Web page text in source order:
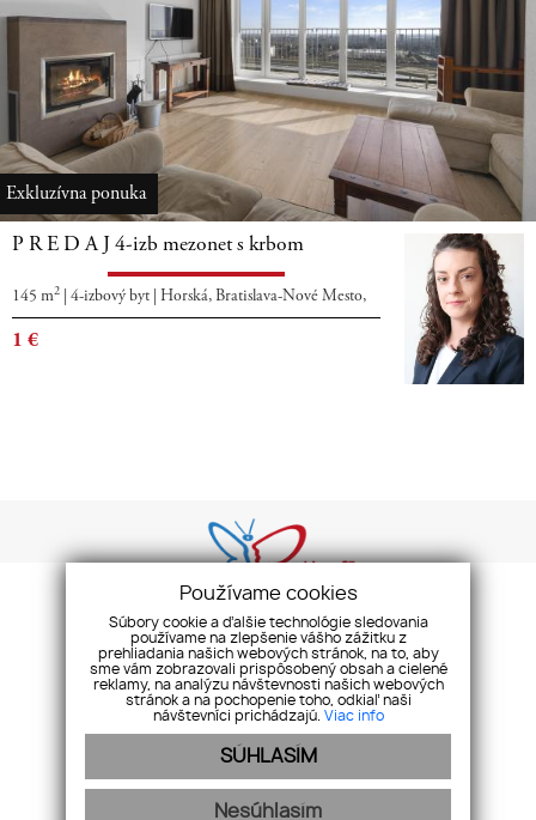
Exkluzívna ponuka
P R E D A J 4-izb mezonet s krbom
145 m2 4-izbový byt Horská, Bratislava-Nové Mesto,
1 €
COOKIES REKLAMAČNÝ PORIADOK ETICKÝ KÓDEX
2015 - 2020 © Butterfly s.r.o. Všetky práva vyhradené.
Používame cookies
Súbory cookie a ďalšie technológie sledovania
používame na zlepšenie vášho zážitku z
prehliadania našich webových stránok, na to, aby
sme vám zobrazovali prispôsobený obsah a cielené
reklamy, na analýzu návštevnosti našich webových
stránok a na pochopenie toho, odkiaľ naši
návštevníci prichádzajú. Viac info
SÚHLASÍM
Nesúhlasím